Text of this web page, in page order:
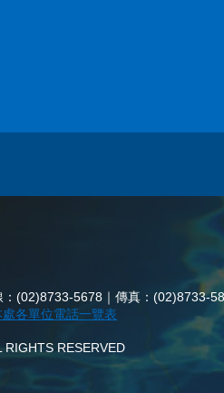
：(02)8733-5678｜傳真：(02)8733-
處各單位電話一覽表
RIGHTS RESERVED